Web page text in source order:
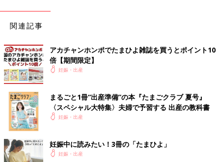
関連記事
アカチャンホンポでたまひよ雑誌を買うとポイント10
倍【期間限定】
妊娠・出産
まるごと1冊“出産準備”の本『たまごクラブ 夏号』
〈スペシャル大特集〉夫婦で予習する 出産の教科書
妊娠・出産
妊娠中に読みたい！3冊の「たまひよ」
妊娠・出産